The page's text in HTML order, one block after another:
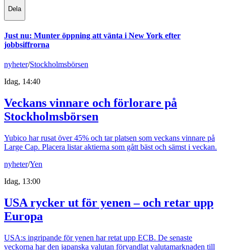
Dela
Just nu: Munter öppning att vänta i New York efter
jobbsiffrorna
nyheter/Stockholmsbörsen
Idag, 14:40
Veckans vinnare och förlorare på
Stockholmsbörsen
Yubico har rusat över 45% och tar platsen som veckans vinnare på
Large Cap. Placera listar aktierna som gått bäst och sämst i veckan.
nyheter/Yen
Idag, 13:00
USA rycker ut för yenen – och retar upp
Europa
USA:s ingripande för yenen har retat upp ECB. De senaste
veckorna har den japanska valutan förvandlat valutamarknaden till